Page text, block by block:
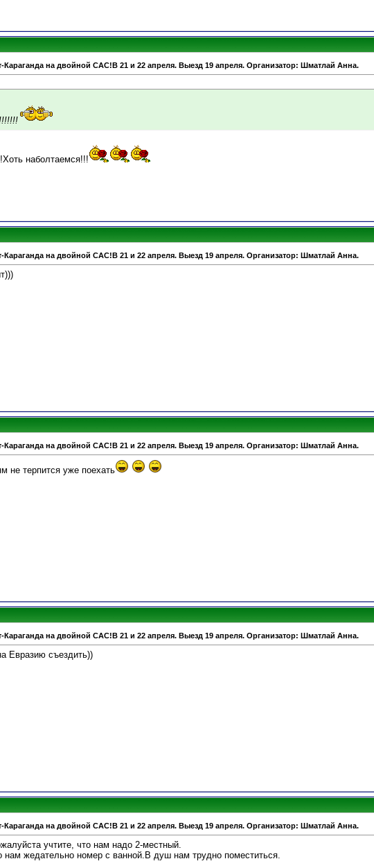
Караганда на двойной САС!В 21 и 22 апреля. Выезд 19 апреля. Организатор: Шматлай Анна.
наболтаемся!!!
Караганда на двойной САС!В 21 и 22 апреля. Выезд 19 апреля. Организатор: Шматлай Анна.
Караганда на двойной САС!В 21 и 22 апреля. Выезд 19 апреля. Организатор: Шматлай Анна.
не терпится уже поехать
Караганда на двойной САС!В 21 и 22 апреля. Выезд 19 апреля. Организатор: Шматлай Анна.
Евразию съездить))
Караганда на двойной САС!В 21 и 22 апреля. Выезд 19 апреля. Организатор: Шматлай Анна.
учтите, что нам надо 2-местный.
нам жедательно номер с ванной.В душ нам трудно поместиться.